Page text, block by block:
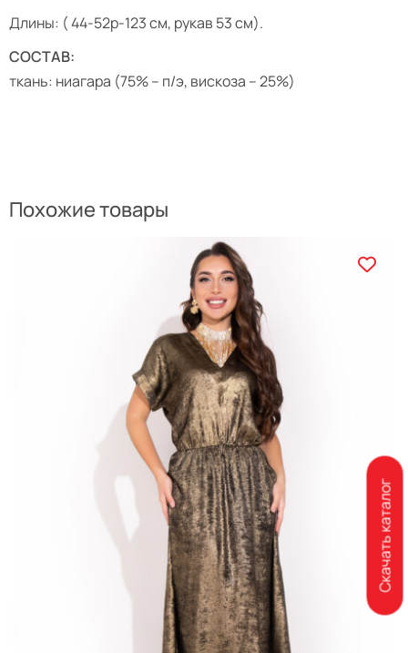
Длины: ( 44-52р-123 см, рукав 53 см).
СОСТАВ:
ткань: ниагара (75% – п/э, вискоза – 25%)
Похожие товары
Скачать каталог